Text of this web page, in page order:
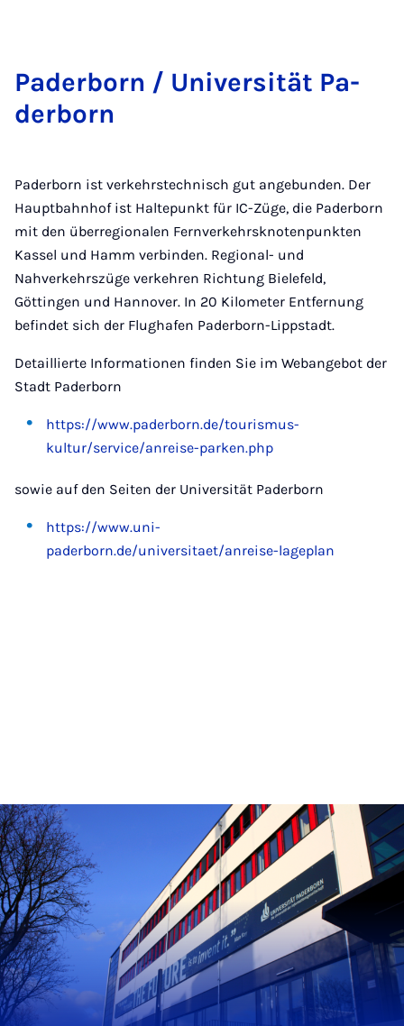
Pa­der­born / Uni­ver­si­tät Pa­
der­born
Paderborn ist verkehrstechnisch gut angebunden. Der
Hauptbahnhof ist Haltepunkt für IC-Züge, die Paderborn
mit den überregionalen Fernverkehrsknotenpunkten
Kassel und Hamm verbinden. Regional- und
Nahverkehrszüge verkehren Richtung Bielefeld,
Göttingen und Hannover. In 20 Kilometer Entfernung
befindet sich der Flughafen Paderborn-Lippstadt.
Detaillierte Informationen finden Sie im Webangebot der
Stadt Paderborn
https://www.paderborn.de/tourismus-
kultur/service/anreise-parken.php
sowie auf den Seiten der Universität Paderborn
https://www.uni-
paderborn.de/universitaet/anreise-lageplan